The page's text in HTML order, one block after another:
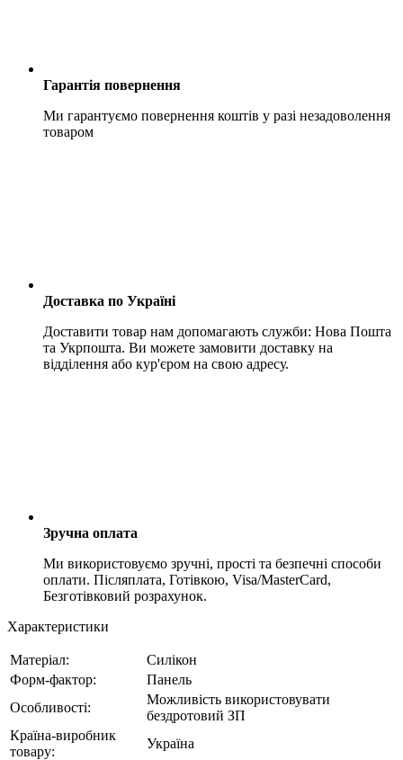
Гарантія повернення
Ми гарантуємо повернення коштів у разі незадоволення
товаром
Доставка по Україні
Доставити товар нам допомагають служби: Нова Пошта
та Укрпошта. Ви можете замовити доставку на
відділення або кур'єром на свою адресу.
Зручна оплата
Ми використовуємо зручні, прості та безпечні способи
оплати. Післяплата, Готівкою, Visa/MasterCard,
Безготівковий розрахунок.
Характеристики
Матеріал:
Силікон
Форм-фактор:
Панель
Особливості:
Можливість використовувати
бездротовий ЗП
Країна-виробник
товару:
Україна